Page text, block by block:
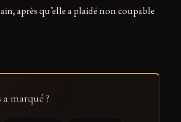
après qu’elle a plaidé non coupable
marqué ?